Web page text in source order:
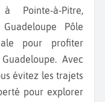
Pôle
pour profiter
Avec
évitez les trajets
pour explorer